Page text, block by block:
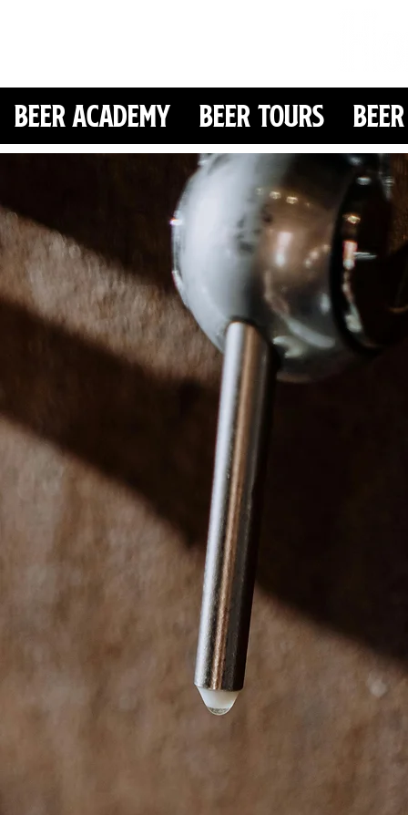
Beer Academy Beer Tours